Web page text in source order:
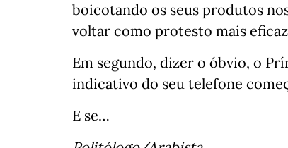
boicotando os seus produtos
voltar como protesto mais
Em segundo, dizer o óbvio, o
indicativo do seu telefone
E se…